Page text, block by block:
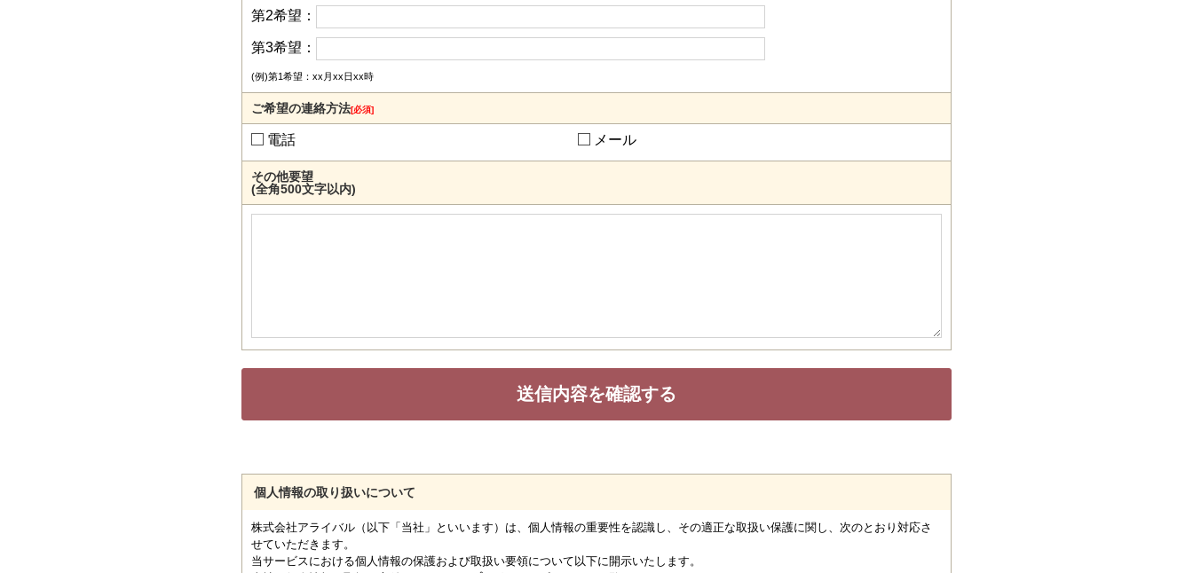
第2希望：
第3希望：
(例)第1希望：xx月xx日xx時
ご希望の連絡方法[必須]
電話 メール
その他要望
(全角500文字以内)
個人情報の取り扱いについて
株式会社アライバル（以下「当社」といいます）は、個人情報の重要性を認識し、その適正な取扱い保護に関し、次のとおり対応さ
せていただきます。
当サービスにおける個人情報の保護および取扱い要領について以下に開示いたします。